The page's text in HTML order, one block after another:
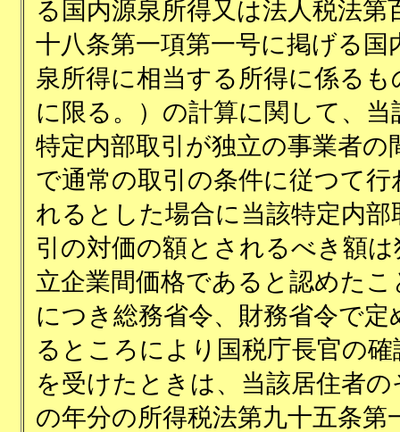
る国内源泉所得又は法人税法第
十八条第一項第一号に掲げる国
泉所得に相当する所得に係るも
に限る。）の計算に関して、当
特定内部取引が独立の事業者の
で通常の取引の条件に従つて行
れるとした場合に当該特定内部
引の対価の額とされるべき額は
立企業間価格であると認めたこ
につき総務省令、財務省令で定
るところにより国税庁長官の確
を受けたときは、当該居住者の
の年分の所得税法第九十五条第